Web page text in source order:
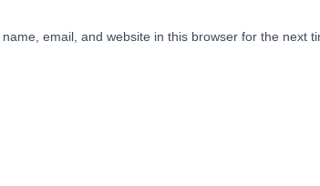
name, email, and website in this browser for the next